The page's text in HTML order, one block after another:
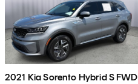
2021 Kia Sorento Hybrid S FWD